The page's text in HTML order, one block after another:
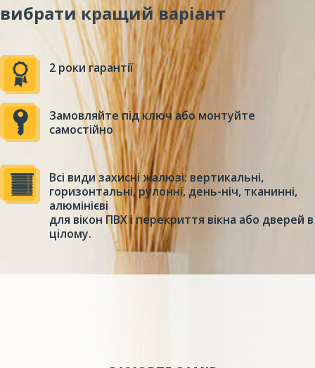
вибрати кращий варіант
2 роки гарантії
Замовляйте під ключ або монтуйте
самостійно
Всі види захисні жалюзі: вертикальні,
горизонтальні, рулонні, день-ніч, тканинні,
алюмінієві
для вікон ПВХ і перекриття вікна або дверей в
цілому.